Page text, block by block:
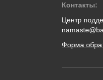
Контакты:
Центр
Форма